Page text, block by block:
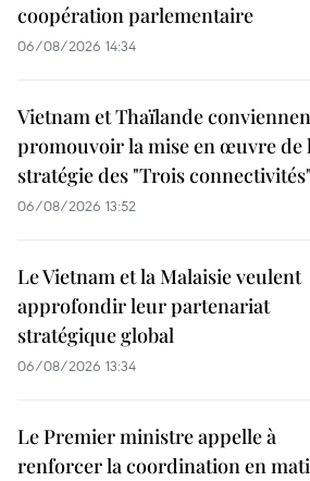
coopération parlementaire
06/08/2026 14:34
Vietnam et Thaïlande
promouvoir la mise en œuvre de
stratégie des "Trois connectivités"
06/08/2026 13:52
Le Vietnam et la Malaisie veulent
approfondir leur partenariat
stratégique global
06/08/2026 13:34
Le Premier ministre appelle à
renforcer la coordination en